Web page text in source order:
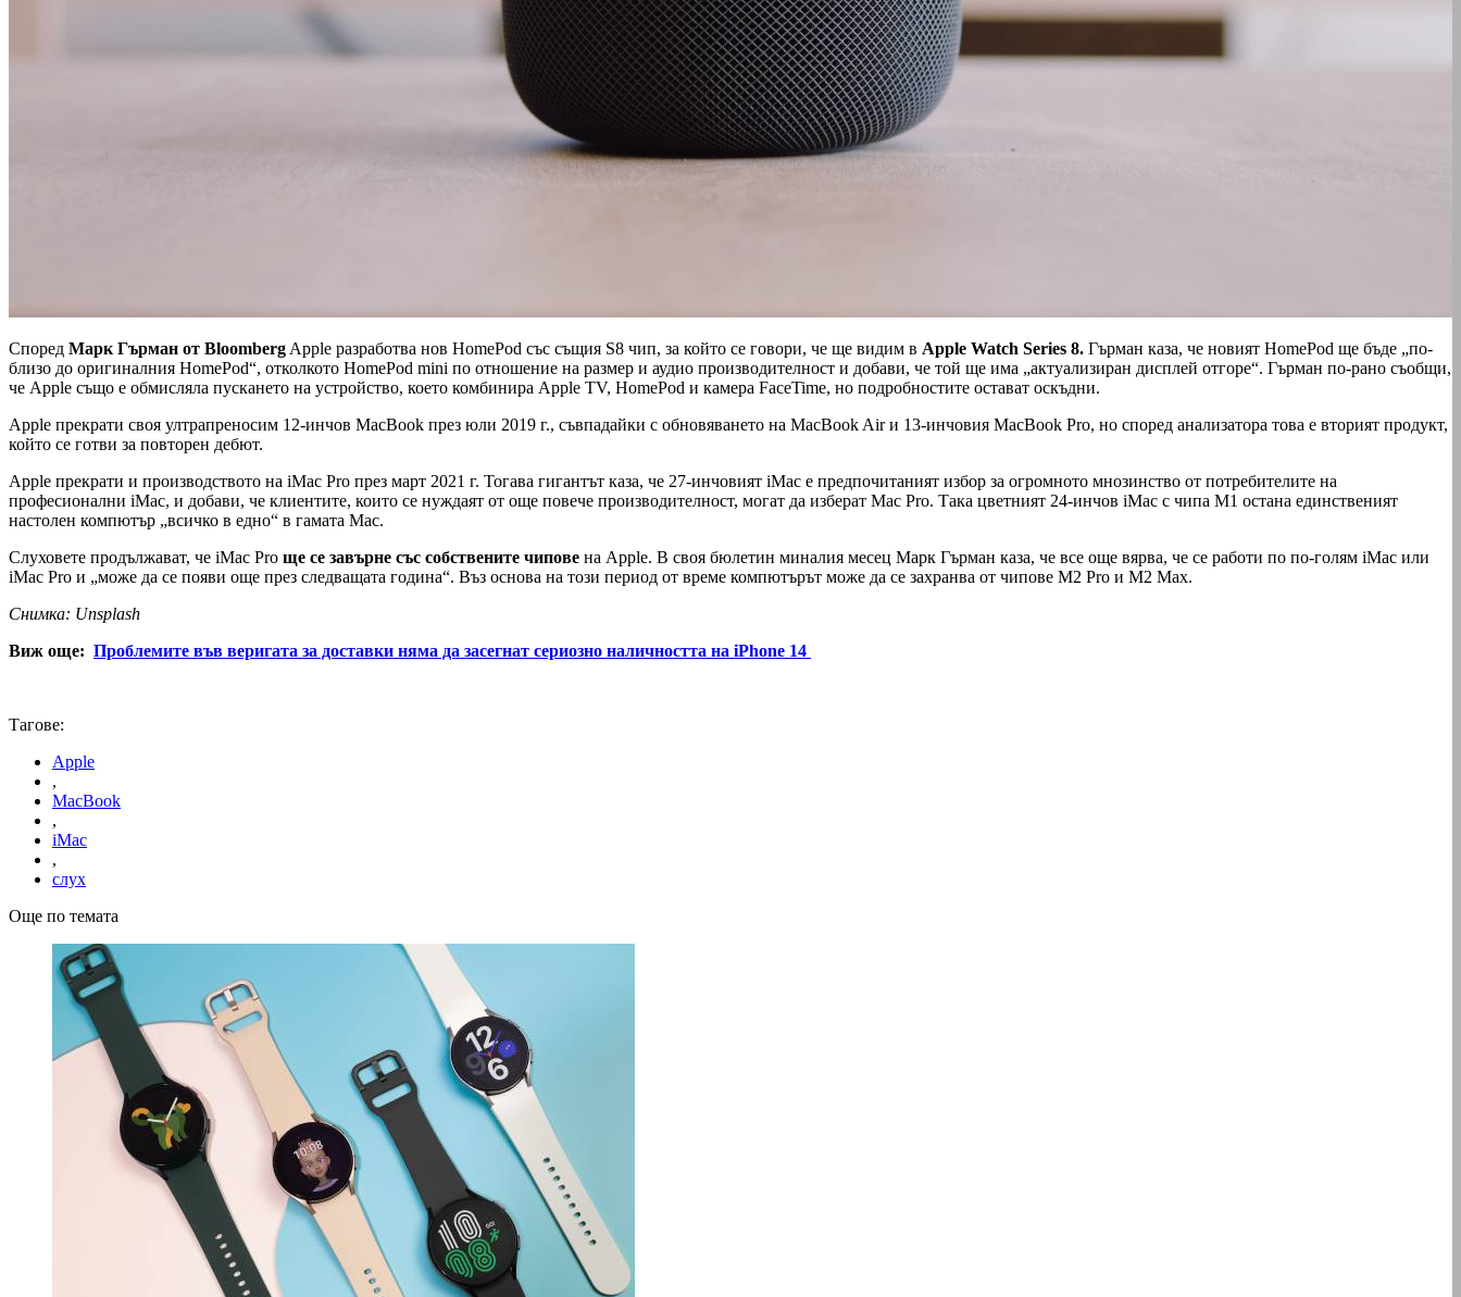
Според Марк Гърман от Bloomberg Apple разработва нов HomePod със същия S8 чип, за който се говори, че ще видим в Apple Watch Series 8. Гърман каза, че новият HomePod ще бъде „по-
близо до оригиналния HomePod“, отколкото HomePod mini по отношение на размер и аудио производителност и добави, че той ще има „актуализиран дисплей отгоре“. Гърман по-рано съобщи,
че Apple също е обмисляла пускането на устройство, което комбинира Apple TV, HomePod и камера FaceTime, но подробностите остават оскъдни.
Apple прекрати своя ултрапреносим 12-инчов MacBook през юли 2019 г., съвпадайки с обновяването на MacBook Air и 13-инчовия MacBook Pro, но според анализатора това е вторият продукт,
който се готви за повторен дебют.
Apple прекрати и производството на iMac Pro през март 2021 г. Тогава гигантът каза, че 27-инчовият iMac е предпочитаният избор за огромното мнозинство от потребителите на
професионални iMac, и добави, че клиентите, които се нуждаят от още повече производителност, могат да изберат Mac Pro. Така цветният 24-инчов iMac с чипа M1 остана единственият
настолен компютър „всичко в едно“ в гамата Mac.
Слуховете продължават, че iMac Pro ще се завърне със собствените чипове на Apple. В своя бюлетин миналия месец Марк Гърман каза, че все още вярва, че се работи по по-голям iMac или
iMac Pro и „може да се появи още през следващата година“. Въз основа на този период от време компютърът може да се захранва от чипове M2 Pro и M2 Max.
Снимка: Unsplash
Виж още: Проблемите във веригата за доставки няма да засегнат сериозно наличността на iPhone 14
Тагове:
Apple
,
MacBook
,
iMac
,
слух
Още по темата